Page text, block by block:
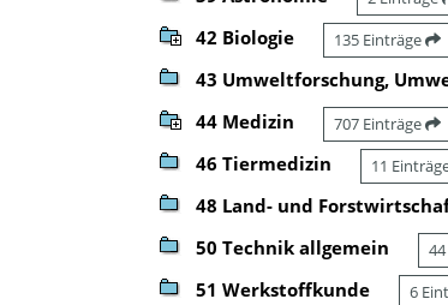
42 Biologie 135 Einträge
43 Umweltforschung,
44 Medizin 707 Einträge
46 Tiermedizin 11
48 Land- und
50 Technik allgemein
51 Werkstoffkunde 6